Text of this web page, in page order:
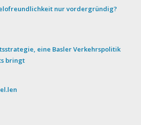
nur vordergründig?
eine Basler Verkehrspolitik
bringt